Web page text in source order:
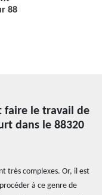
88
faire le travail de
dans le 88320
très complexes. Or, il est
à ce genre de